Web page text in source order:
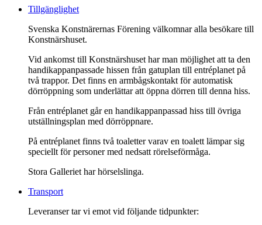
Tillgänglighet
Svenska Konstnärernas Förening välkomnar alla besökare till
Konstnärshuset.
Vid ankomst till Konstnärshuset har man möjlighet att ta den
handikappanpassade hissen från gatuplan till entréplanet på
två trappor. Det finns en armbågskontakt för automatisk
dörröppning som underlättar att öppna dörren till denna hiss.
Från entréplanet går en handikappanpassad hiss till övriga
utställningsplan med dörröppnare.
På entréplanet finns två toaletter varav en toalett lämpar sig
speciellt för personer med nedsatt rörelseförmåga.
Stora Galleriet har hörselslinga.
Transport
Leveranser tar vi emot vid följande tidpunkter: